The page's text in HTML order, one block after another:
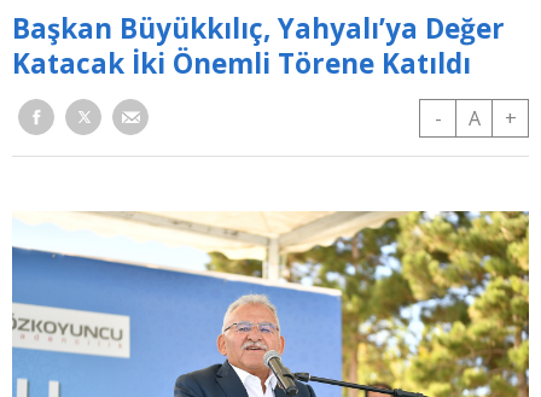
Başkan Büyükkılıç, Yahyalı’ya Değer
Katacak İki Önemli Törene Katıldı
- A +